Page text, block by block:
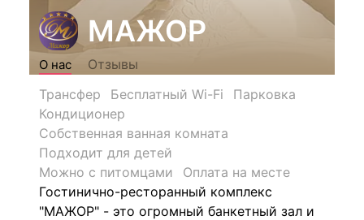
МАЖОР
О нас
Отзывы
Трансфер
Бесплатный Wi-Fi
Парковка
Кондиционер
Собственная ванная комната
Подходит для детей
Можно с питомцами
Оплата на месте
Гостинично-ресторанный комплекс
"МАЖОР" - это огромный банкетный зал и